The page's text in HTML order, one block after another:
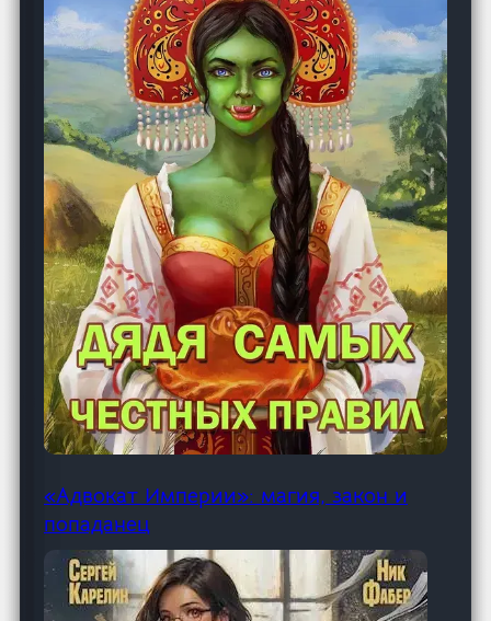
«Адвокат Империи»: магия, закон и
попаданец